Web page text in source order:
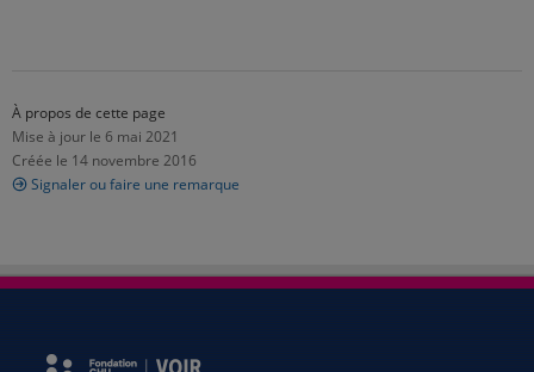
À propos de cette page
Mise à jour le 6 mai 2021
Créée le 14 novembre 2016
Signaler ou faire une remarque